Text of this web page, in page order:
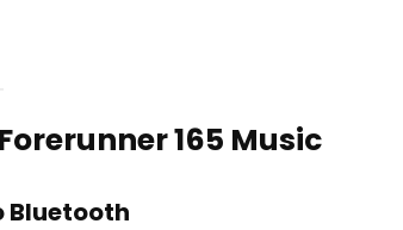
165 Music
Bluetooth